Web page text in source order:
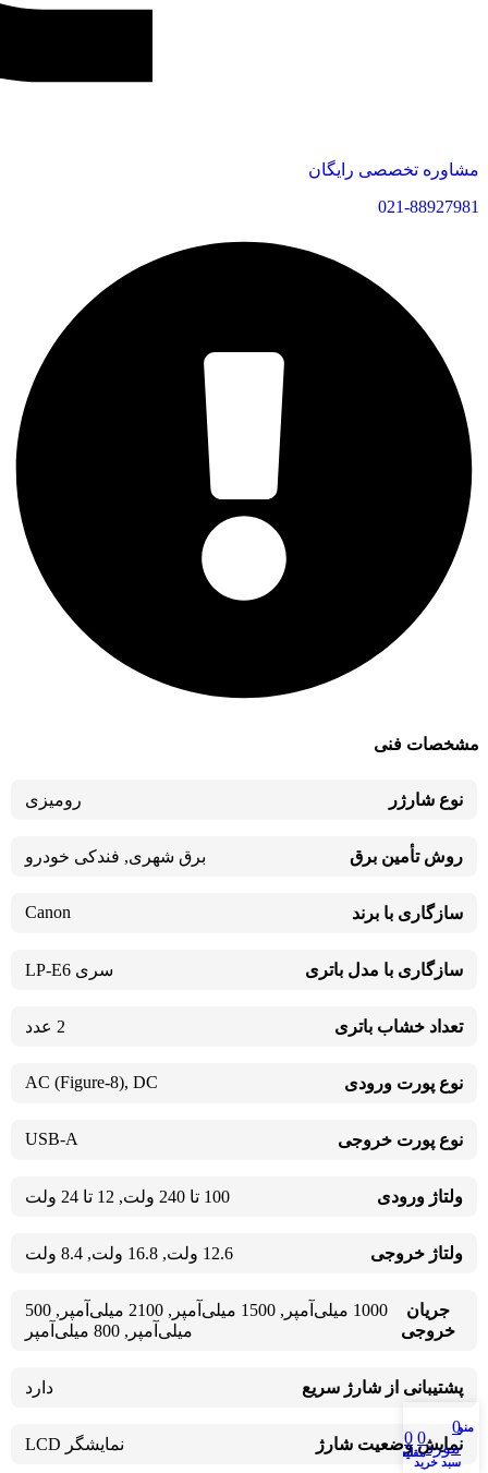
مشاوره تخصصی رایگان
021-88927981
مشخصات فنی
نوع شارژر رومیزی
روش تأمین برق برق شهری, فندکی خودرو
سازگاری با برند Canon
سازگاری با مدل باتری سری LP-E6
تعداد خشاب باتری 2 عدد
نوع پورت ورودی AC (Figure-8), DC
نوع پورت خروجی USB-A
ولتاژ ورودی 100 تا 240 ولت , 12 تا 24 ولت
ولتاژ خروجی 12.6 ولت , 16.8 ولت , 8.4 ولت
جریان
خروجی
1000 میلی‌آمپر , 1500 میلی‌آمپر , 2100 میلی‌آمپر ,
500
میلی‌آمپر , 800 میلی‌آمپر
پشتیبانی از شارژ سریع دارد
نمایش وضعیت شارژ نمایشگر LCD
منو0
مورد
سبد خرید
0
مقايسه
0
لیست علاقه مندی ها